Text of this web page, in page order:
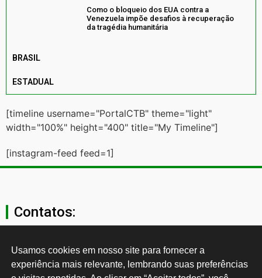
Como o bloqueio dos EUA contra a
Venezuela impõe desafios à recuperação
da tragédia humanitária
BRASIL
ESTADUAL
[timeline username="PortalCTB" theme="light"
width="100%" height="400" title="My Timeline"]
[instagram-feed feed=1]
Contatos:
secgeral@ctb.org.br
11 3874-0040
Usamos cookies em nosso site para fornecer a
experiência mais relevante, lembrando suas preferências